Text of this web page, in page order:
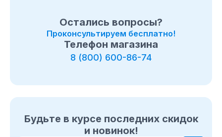
Остались вопросы?
Проконсультируем бесплатно!
Телефон магазина
8 (800) 600-86-74
Будьте в курсе последних скидок
и новинок!